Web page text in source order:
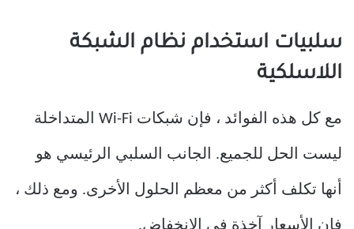
سلبيات استخدام نظام الشبكة
اللاسلكية
مع كل هذه الفوائد ، فإن شبكات Wi-Fi المتداخلة
ليست الحل للجميع. الجانب السلبي الرئيسي هو
أنها تكلف أكثر من معظم الحلول الأخرى. ومع ذلك ،